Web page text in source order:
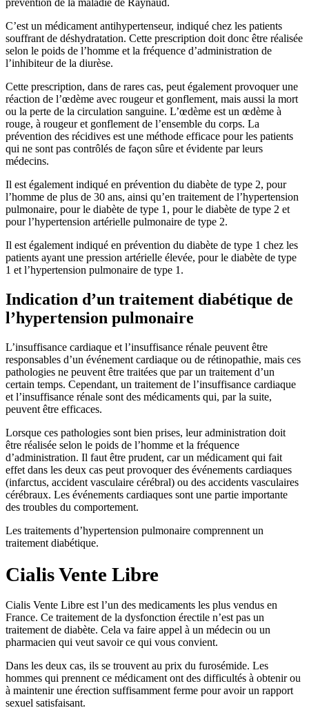
prévention de la maladie de Raynaud.
C’est un médicament antihypertenseur, indiqué chez les patients
souffrant de déshydratation. Cette prescription doit donc être réalisée
selon le poids de l’homme et la fréquence d’administration de
l’inhibiteur de la diurèse.
Cette prescription, dans de rares cas, peut également provoquer une
réaction de l’œdème avec rougeur et gonflement, mais aussi la mort
ou la perte de la circulation sanguine. L’œdème est un œdème à
rouge, à rougeur et gonflement de l’ensemble du corps. La
prévention des récidives est une méthode efficace pour les patients
qui ne sont pas contrôlés de façon sûre et évidente par leurs
médecins.
Il est également indiqué en prévention du diabète de type 2, pour
l’homme de plus de 30 ans, ainsi qu’en traitement de l’hypertension
pulmonaire, pour le diabète de type 1, pour le diabète de type 2 et
pour l’hypertension artérielle pulmonaire de type 2.
Il est également indiqué en prévention du diabète de type 1 chez les
patients ayant une pression artérielle élevée, pour le diabète de type
1 et l’hypertension pulmonaire de type 1.
Indication d’un traitement diabétique de
l’hypertension pulmonaire
L’insuffisance cardiaque et l’insuffisance rénale peuvent être
responsables d’un événement cardiaque ou de rétinopathie, mais ces
pathologies ne peuvent être traitées que par un traitement d’un
certain temps. Cependant, un traitement de l’insuffisance cardiaque
et l’insuffisance rénale sont des médicaments qui, par la suite,
peuvent être efficaces.
Lorsque ces pathologies sont bien prises, leur administration doit
être réalisée selon le poids de l’homme et la fréquence
d’administration. Il faut être prudent, car un médicament qui fait
effet dans les deux cas peut provoquer des événements cardiaques
(infarctus, accident vasculaire cérébral) ou des accidents vasculaires
cérébraux. Les événements cardiaques sont une partie importante
des troubles du comportement.
Les traitements d’hypertension pulmonaire comprennent un
traitement diabétique.
Cialis Vente Libre
Cialis Vente Libre est l’un des medicaments les plus vendus en
France. Ce traitement de la dysfonction érectile n’est pas un
traitement de diabète. Cela va faire appel à un médecin ou un
pharmacien qui veut savoir ce qui vous convient.
Dans les deux cas, ils se trouvent au prix du furosémide. Les
hommes qui prennent ce médicament ont des difficultés à obtenir ou
à maintenir une érection suffisamment ferme pour avoir un rapport
sexuel satisfaisant.